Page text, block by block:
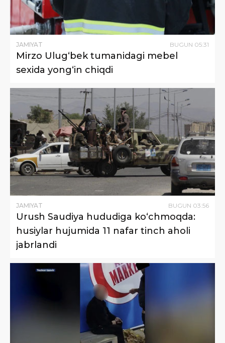
JAMIYAT BUGUN 05:31
Mirzo Ulug‘bek tumanidagi mebel
sexida yong‘in chiqdi
JAMIYAT BUGUN 03:56
Urush Saudiya hududiga ko‘chmoqda:
husiylar hujumida 11 nafar tinch aholi
jabrlandi